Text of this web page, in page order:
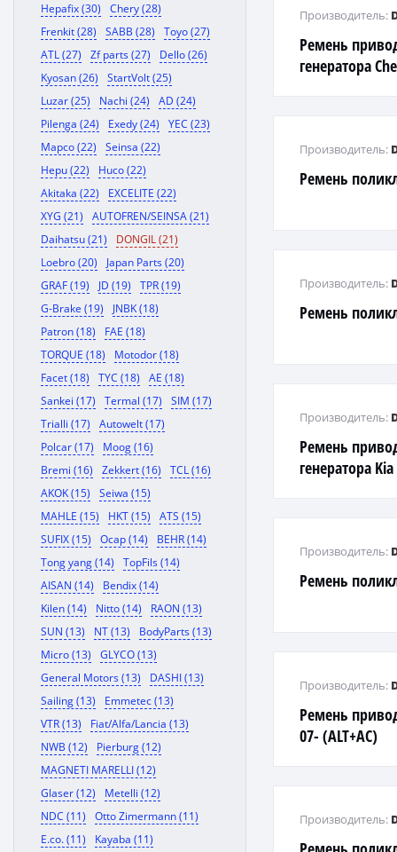
Hepafix (30)
Chery (28)
Frenkit (28)
SABB (28)
Toyo (27)
ATL (27)
Zf parts (27)
Dello (26)
Kyosan (26)
StartVolt (25)
Luzar (25)
Nachi (24)
AD (24)
Pilenga (24)
Exedy (24)
YEC (23)
Mapco (22)
Seinsa (22)
Hepu (22)
Huco (22)
Akitaka (22)
EXCELITE (22)
XYG (21)
AUTOFREN/SEINSA (21)
Daihatsu (21)
DONGIL (21)
Loebro (20)
Japan Parts (20)
GRAF (19)
JD (19)
TPR (19)
G-Brake (19)
JNBK (18)
Patron (18)
FAE (18)
TORQUE (18)
Motodor (18)
Facet (18)
TYC (18)
AE (18)
Sankei (17)
Termal (17)
SIM (17)
Trialli (17)
Autowelt (17)
Polcar (17)
Moog (16)
Bremi (16)
Zekkert (16)
TCL (16)
AKOK (15)
Seiwa (15)
MAHLE (15)
HKT (15)
ATS (15)
SUFIX (15)
Ocap (14)
BEHR (14)
Tong yang (14)
TopFils (14)
AISAN (14)
Bendix (14)
Kilen (14)
Nitto (14)
RAON (13)
SUN (13)
NT (13)
BodyParts (13)
Micro (13)
GLYCO (13)
General Motors (13)
DASHI (13)
Sailing (13)
Emmetec (13)
VTR (13)
Fiat/Alfa/Lancia (13)
NWB (12)
Pierburg (12)
MAGNETI MARELLI (12)
Glaser (12)
Metelli (12)
NDC (11)
Otto Zimermann (11)
E.co. (11)
Kayaba (11)
Ремень
генератора
Производитель:
Ремень
Производитель:
Ремень
Производитель:
Ремень
генератора
Производитель:
Ремень
Производитель:
Ремень
07- (ALT+AC)
Производитель:
Производитель: